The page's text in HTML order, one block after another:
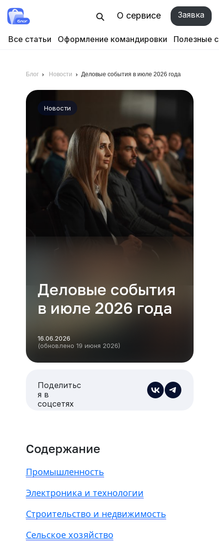
О сервисе Заявка
Все статьи Оформление командировки Полезные
Блог Новости Деловые события в июле 2026 года
Новости
Деловые события
в июле 2026 года
16.06.2026
(обновлено 19 июня 2026)
Содержание
Промышленность
Электроника и технологии
Строительство и недвижимость
Сельское хозяйство
Поделитьс
я в
соцсетях